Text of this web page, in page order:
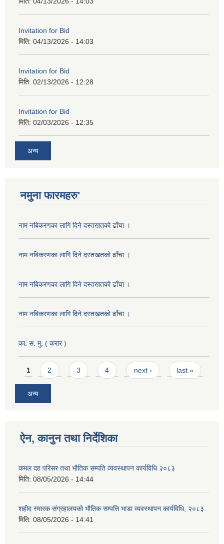
Invitation for Bid
मिति: 04/13/2026 - 14:03
Invitation for Bid
मिति: 02/13/2026 - 12:28
Invitation for Bid
मिति: 02/03/2026 - 12:35
अन्य
नमुना फारमहरु'
नाम नबिकरणका लागि दिने दस्तखतको ढाँचा ।
नाम नबिकरणका लागि दिने दस्तखतको ढाँचा ।
नाम नबिकरणका लागि दिने दस्तखतको ढाँचा ।
नाम नबिकरणका लागि दिने दस्तखतको ढाँचा ।
का. स. मु. ( करार )
Pages
1 2 3 4 next › last »
अन्य
ऐन, कानुन तथा निर्देशिका
कमल दह परिसर तथा भौतिक सम्पति व्यवस्थापन कार्यविधि २०८३
मिति: 08/05/2026 - 14:44
शहीद स्मारक संग्रहालयको भौतिक सम्पत्ति भाडा व्यवस्थापन कार्यविधि, २०८३
मिति: 08/05/2026 - 14:41